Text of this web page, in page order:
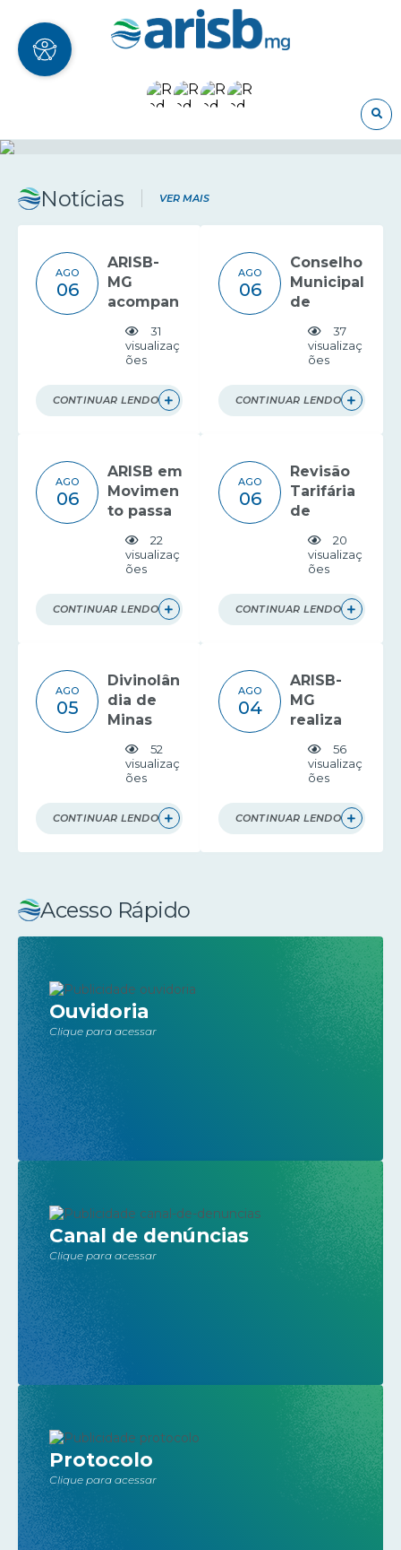
Notícias VER MAIS
ARISB-
MG
acompan
debate
da ARES-
PCJ
sobre
regulaçã
nto
06
AGO
31
visualizaç
ões
CONTINUAR LENDO
Conselho
Municipal
de
nto de
Formiga
recebe
apresent
ação de
06
AGO
37
visualizaç
ões
CONTINUAR LENDO
ARISB em
Movimen
to passa
Guanhãe
06
AGO
22
visualizaç
ões
CONTINUAR LENDO
Revisão
Tarifária
de
apresent
ada em
Bueno
Brandão
06
AGO
20
visualizaç
ões
CONTINUAR LENDO
Divinolân
dia de
Minas
ARISB em
Movimen
to
05
AGO
52
visualizaç
ões
CONTINUAR LENDO
ARISB-
MG
realiza
institucio
nal à
ABAR
04
AGO
56
visualizaç
ões
CONTINUAR LENDO
Acesso Rápido
Ouvidoria
Clique para acessar
Canal de denúncias
Clique para acessar
Protocolo
Clique para acessar